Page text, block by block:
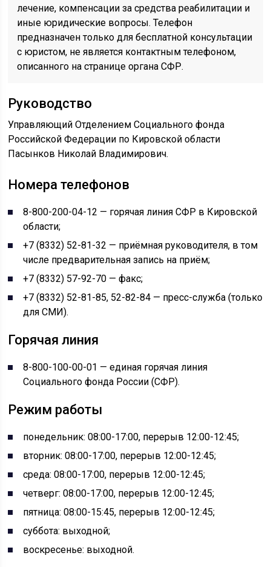
лечение, компенсации за средства реабилитации и
иные юридические вопросы. Телефон
предназначен только для бесплатной консультации
с юристом, не является контактным телефоном,
описанного на странице органа СФР.
Руководство
Управляющий Отделением Социального фонда
Российской Федерации по Кировской области
Пасынков Николай Владимирович.
Номера телефонов
8-800-200-04-12 — горячая линия СФР в Кировской
области;
+7 (8332) 52-81-32 — приёмная руководителя, в том
числе предварительная запись на приём;
+7 (8332) 57-92-70 — факс;
+7 (8332) 52-81-85, 52-82-84 — пресс-служба (только
для СМИ).
Горячая линия
8-800-100-00-01 — единая горячая линия
Социального фонда России (СФР).
Режим работы
понедельник: 08:00-17:00, перерыв 12:00-12:45;
вторник: 08:00-17:00, перерыв 12:00-12:45;
среда: 08:00-17:00, перерыв 12:00-12:45;
четверг: 08:00-17:00, перерыв 12:00-12:45;
пятница: 08:00-15:45, перерыв 12:00-12:45;
суббота: выходной;
воскресенье: выходной.